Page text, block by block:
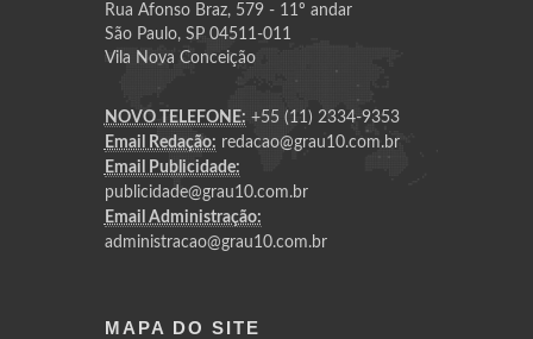
Rua Afonso Braz, 579 - 11º andar
São Paulo, SP 04511-011
Vila Nova Conceição
NOVO TELEFONE: +55 (11) 2334-9353
Email Redação: redacao@grau10.com.br
Email Publicidade:
publicidade@grau10.com.br
Email Administração:
administracao@grau10.com.br
MAPA DO SITE